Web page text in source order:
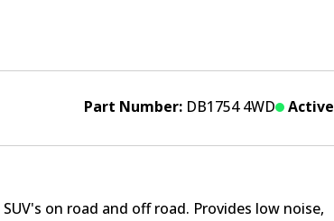
Part Number: DB1754 4WD Active
on road and off road. Provides low noise,